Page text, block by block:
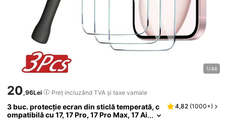
1/44
20,96Lei Preț incluzând TVA și taxe vamale
3 buc. protecție ecran din sticlă temperată, c
ompatibilă cu 17, 17 Pro, 17 Pro Max, 17 Ai
4,82 (1000+)